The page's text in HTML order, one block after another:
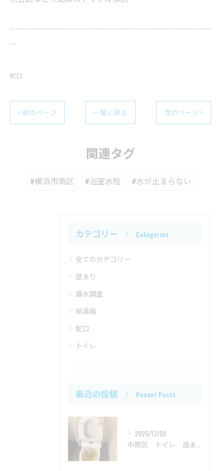
--------------------------------------------------------------------
--
蛇口
< 前のページ 一覧に戻る 次のページ >
関連タグ
#横浜市南区 #浴室水栓 #水が止まらない
カテゴリー Categories
全てのカテゴリー
詰まり
漏水調査
給湯器
蛇口
トイレ
最近の投稿 Recent Posts
2025/12/09